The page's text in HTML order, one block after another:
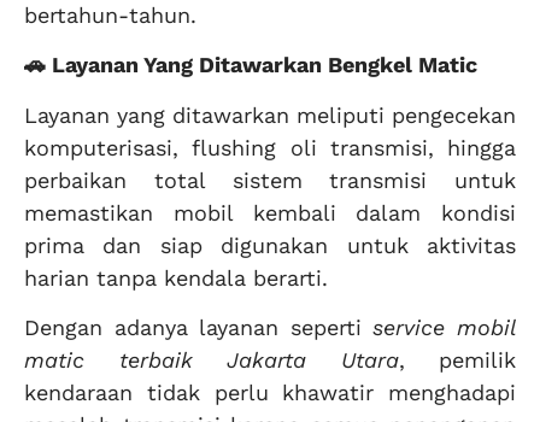
bertahun-tahun.
🚗 Layanan Yang Ditawarkan Bengkel Matic
Layanan yang ditawarkan meliputi pengecekan
komputerisasi, flushing oli transmisi, hingga
perbaikan total sistem transmisi untuk
memastikan mobil kembali dalam kondisi
prima dan siap digunakan untuk aktivitas
harian tanpa kendala berarti.
Dengan adanya layanan sepertiservice mobil
matic terbaik Jakarta Utara, pemilik
kendaraan tidak perlu khawatir menghadapi